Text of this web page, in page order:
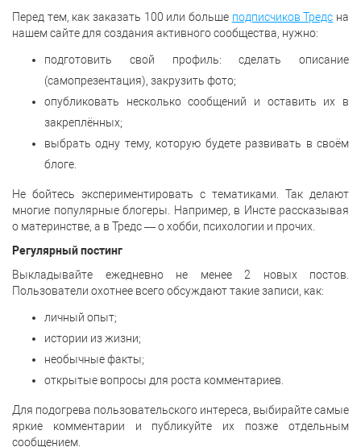
Перед тем, как заказать 100 или больше подписчиков Тредс на
нашем сайте для создания активного сообщества, нужно:
подготовить свой профиль: сделать описание
(самопрезентация), закрузить фото;
опубликовать несколько сообщений и оставить их в
закреплённых;
выбрать одну тему, которую будете развивать в своём
блоге.
Не бойтесь экспериментировать с тематиками. Так делают
многие популярные блогеры. Например, в Инсте рассказывая
о материнстве, а в Тредс — о хобби, психологии и прочих.
Регулярный постинг
Выкладывайте ежедневно не менее 2 новых постов.
Пользователи охотнее всего обсуждают такие записи, как:
личный опыт;
истории из жизни;
необычные факты;
открытые вопросы для роста комментариев.
Для подогрева пользовательского интереса, выбирайте самые
яркие комментарии и публикуйте их позже отдельным
сообщением.